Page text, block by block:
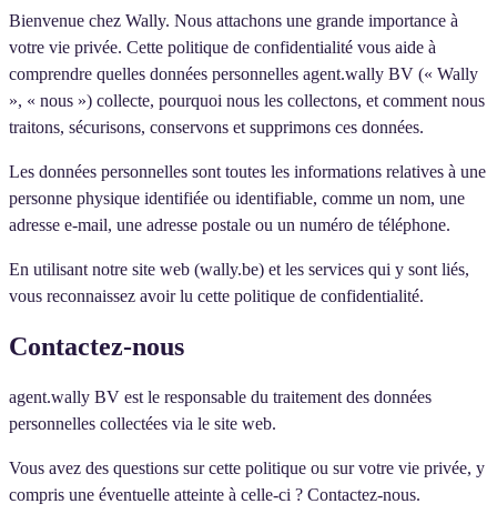
Bienvenue chez Wally. Nous attachons une grande importance à
votre vie privée. Cette politique de confidentialité vous aide à
comprendre quelles données personnelles agent.wally BV (« Wally
», « nous ») collecte, pourquoi nous les collectons, et comment nous
traitons, sécurisons, conservons et supprimons ces données.
Les données personnelles sont toutes les informations relatives à une
personne physique identifiée ou identifiable, comme un nom, une
adresse e-mail, une adresse postale ou un numéro de téléphone.
En utilisant notre site web (wally.be) et les services qui y sont liés,
vous reconnaissez avoir lu cette politique de confidentialité.
Contactez-nous
agent.wally BV est le responsable du traitement des données
personnelles collectées via le site web.
Vous avez des questions sur cette politique ou sur votre vie privée, y
compris une éventuelle atteinte à celle-ci ? Contactez-nous.